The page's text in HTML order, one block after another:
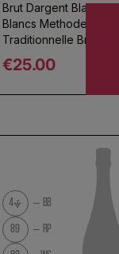
Brut Dargent Blanc de
Blancs Methode
Traditionnelle Brut
Magnum
€25.00
4 BB
89 RP